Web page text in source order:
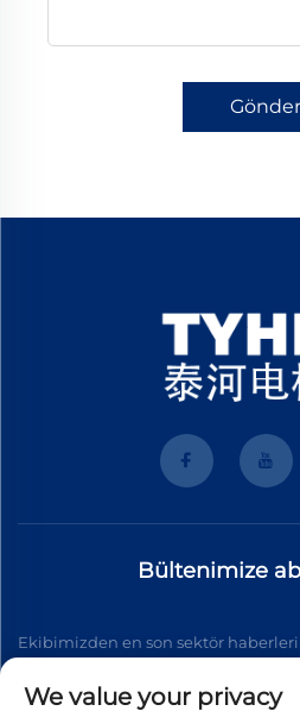
Gönder
Bültenimize
Ekibimizden en son sektör
We value your privacy